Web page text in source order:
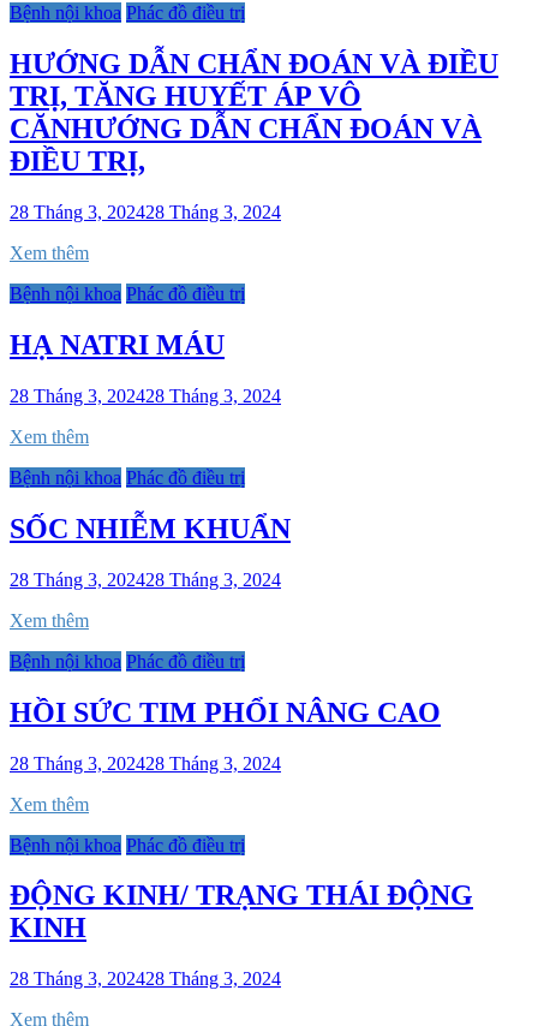
Bệnh nội khoa Phác đồ điều trị
HƯỚNG DẪN CHẨN ĐOÁN VÀ ĐIỀU
TRỊ, TĂNG HUYẾT ÁP VÔ
CĂNHƯỚNG DẪN CHẨN ĐOÁN VÀ
ĐIỀU TRỊ,
28 Tháng 3, 202428 Tháng 3, 2024
Xem thêm
Bệnh nội khoa Phác đồ điều trị
HẠ NATRI MÁU
28 Tháng 3, 202428 Tháng 3, 2024
Xem thêm
Bệnh nội khoa Phác đồ điều trị
SỐC NHIỄM KHUẨN
28 Tháng 3, 202428 Tháng 3, 2024
Xem thêm
Bệnh nội khoa Phác đồ điều trị
HỒI SỨC TIM PHỔI NÂNG CAO
28 Tháng 3, 202428 Tháng 3, 2024
Xem thêm
Bệnh nội khoa Phác đồ điều trị
ĐỘNG KINH/ TRẠNG THÁI ĐỘNG
KINH
28 Tháng 3, 202428 Tháng 3, 2024
Xem thêm